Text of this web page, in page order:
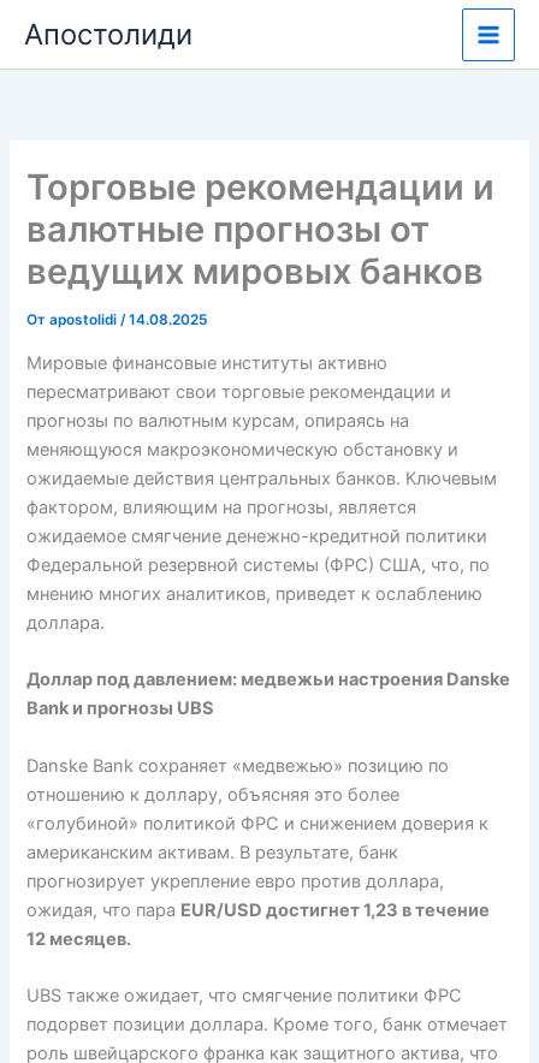
содержимому
Апостолиди
Торговые рекомендации и
валютные прогнозы от
ведущих мировых банков
Отapostolidi/14.08.2025
Мировые финансовые институты активно
пересматривают свои торговые рекомендации и
прогнозы по валютным курсам, опираясь на
меняющуюся макроэкономическую обстановку и
ожидаемые действия центральных банков. Ключевым
фактором, влияющим на прогнозы, является
ожидаемое смягчение денежно-кредитной политики
Федеральной резервной системы (ФРС) США, что, по
мнению многих аналитиков, приведет к ослаблению
доллара.
Доллар под давлением: медвежьи настроения Danske
Bank и прогнозы UBS
Danske Bank сохраняет «медвежью» позицию по
отношению к доллару, объясняя это более
«голубиной» политикой ФРС и снижением доверия к
американским активам. В результате, банк
прогнозирует укрепление евро против доллара,
ожидая, что пара EUR/USD достигнет 1,23 в течение
12 месяцев.
UBS также ожидает, что смягчение политики ФРС
подорвет позиции доллара. Кроме того, банк отмечает
роль швейцарского франка как защитного актива, что